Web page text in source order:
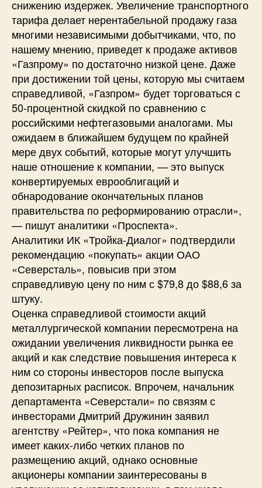
снижению издержек. Увеличение транспортного
тарифа делает нерентабельной продажу газа
многими независимыми добытчиками, что, по
нашему мнению, приведет к продаже активов
«Газпрому» по достаточно низкой цене. Даже
при достижении той цены, которую мы считаем
справедливой, «Газпром» будет торговаться с
50-процентной скидкой по сравнению с
российскими нефтегазовыми аналогами. Мы
ожидаем в ближайшем будущем по крайней
мере двух событий, которые могут улучшить
наше отношение к компании, — это выпуск
конвертируемых еврооблигаций и
обнародование окончательных планов
правительства по реформированию отрасли»,
— пишут аналитики «Проспекта».
Аналитики ИК «Тройка-Диалог» подтвердили
рекомендацию «покупать» акции ОАО
«Северсталь», повысив при этом
справедливую цену по ним с $79,8 до $88,6 за
штуку.
Оценка справедливой стоимости акций
металлургической компании пересмотрена на
ожидании увеличения ликвидности рынка ее
акций и как следствие повышения интереса к
ним со стороны инвесторов после выпуска
депозитарных расписок. Впрочем, начальник
департамента «Северстали» по связям с
инвесторами Дмитрий Дружинин заявил
агентству «Рейтер», что пока компания не
имеет каких-либо четких планов по
размещению акций, однако основные
акционеры компании заинтересованы в